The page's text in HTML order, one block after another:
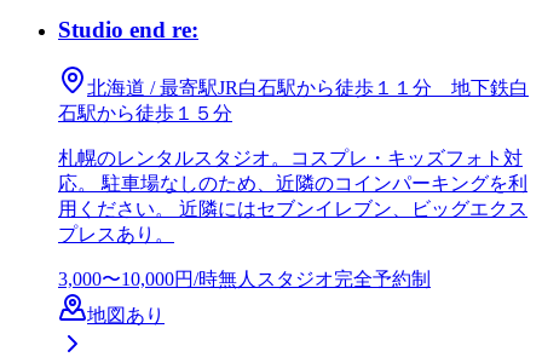
Studio end re:
北海道 / 最寄駅JR白石駅から徒歩１１分 地下鉄白
石駅から徒歩１５分
札幌のレンタルスタジオ。コスプレ・キッズフォト対
応。 駐車場なしのため、近隣のコインパーキングを利
用ください。 近隣にはセブンイレブン、ビッグエクス
プレスあり。
3,000〜10,000円/時無人スタジオ完全予約制
地図あり